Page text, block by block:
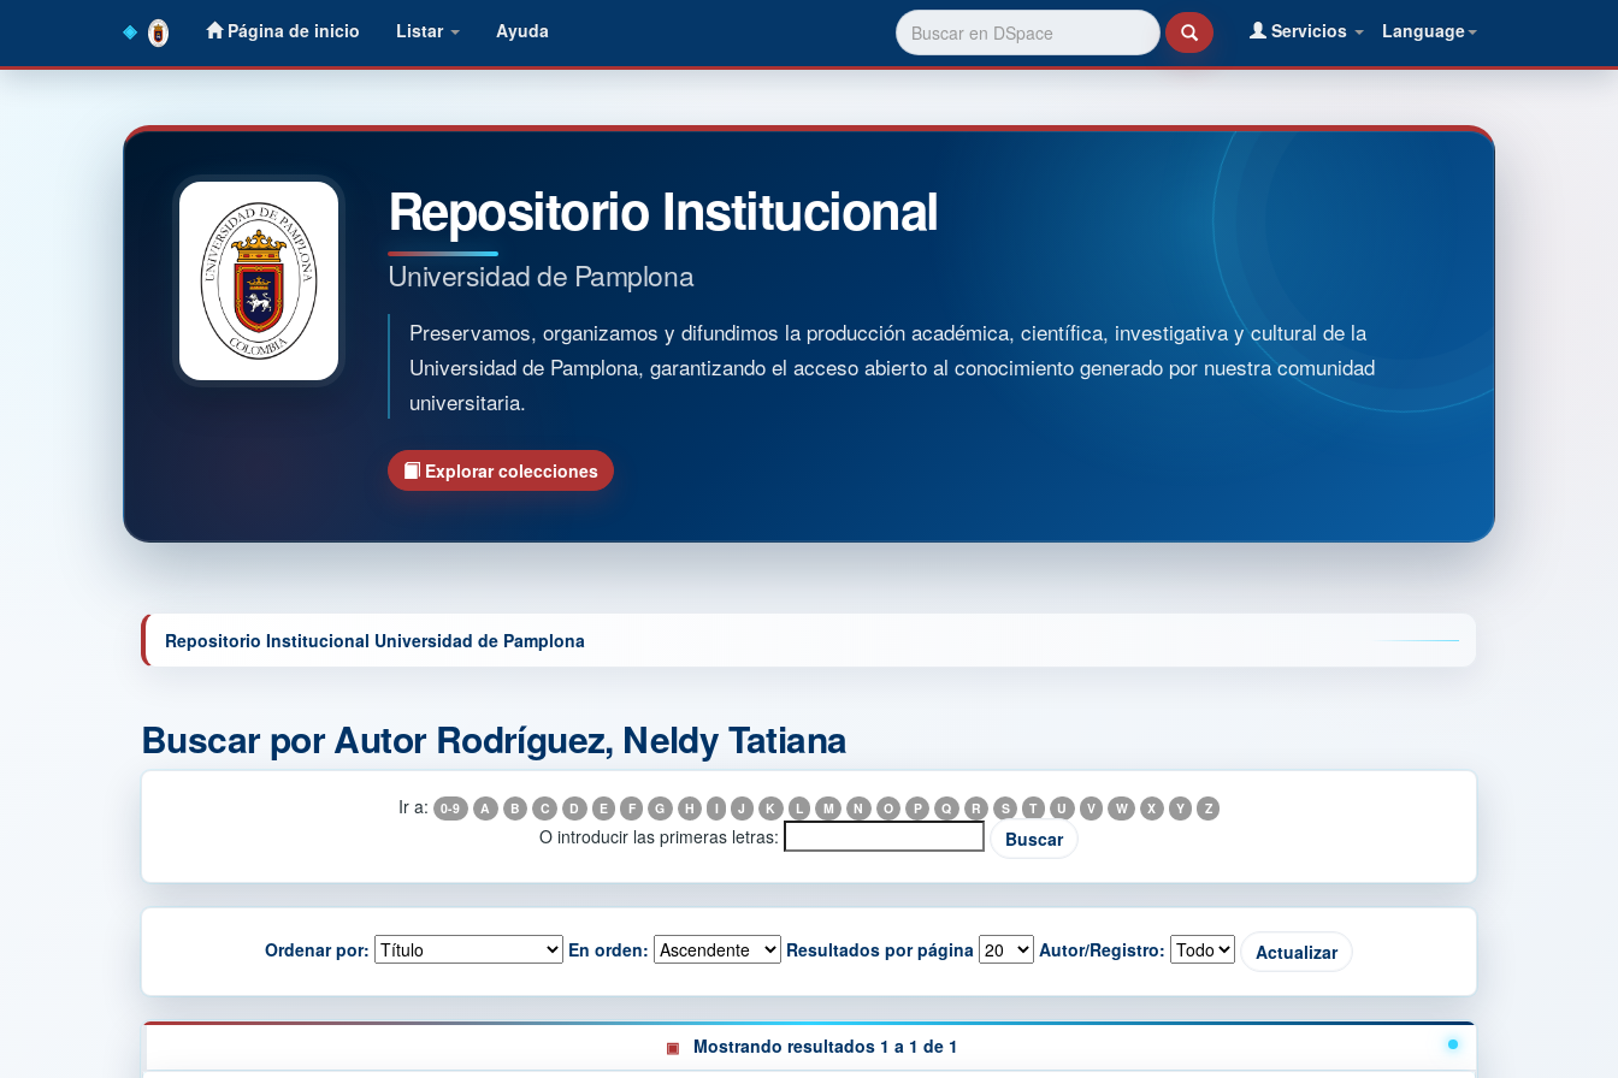
Página de inicio Listar Ayuda Language
Servicios
Repositorio Institucional
Universidad de Pamplona
Preservamos, organizamos y difundimos la producción académica, científica, investigativa y cultural de la
Universidad de Pamplona, garantizando el acceso abierto al conocimiento generado por nuestra comunidad
universitaria.
Explorar colecciones
Repositorio Institucional Universidad de Pamplona
Buscar por Autor Rodríguez, Neldy Tatiana
Ir a: 0-9 A B C D E F G H I J K L M N O P Q R S T U V W X Y Z
O introducir las primeras letras:
Ordenar por: En orden: Resultados por página Autor/Registro:
Mostrando resultados 1 a 1 de 1